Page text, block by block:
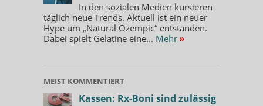
In den sozialen Medien kursieren
täglich neue Trends. Aktuell ist ein neuer
Hype um „Natural Ozempic“ entstanden.
Dabei spielt Gelatine eine... Mehr »
MEIST KOMMENTIERT
Kassen: Rx-Boni sind zulässig